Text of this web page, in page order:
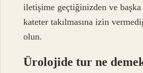
iletişime geçtiğinizden ve
kateter takılmasına izin
olun.
Ürolojide tur ne